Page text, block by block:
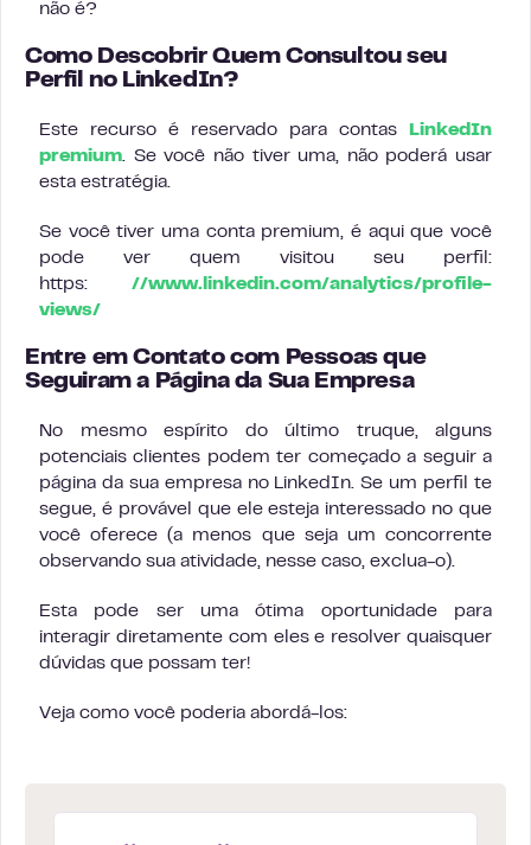
não é?
Como Descobrir Quem Consultou seu
Perfil no LinkedIn?
Este recurso é reservado para contas
LinkedIn
premium. Se você não tiver uma, não poderá usar
esta estratégia.
Se você tiver uma conta premium, é aqui que você
pode ver quem visitou seu perfil:
https: //www.linkedin.com/analytics/profile-
views/
Entre em Contato com Pessoas que
Seguiram a Página da Sua Empresa
No mesmo espírito do último truque, alguns
potenciais clientes podem ter começado a seguir a
página da sua empresa no LinkedIn. Se um perfil te
segue, é provável que ele esteja interessado no que
você oferece (a menos que seja um concorrente
observando sua atividade, nesse caso, exclua-o).
Esta pode ser uma ótima oportunidade para
interagir diretamente com eles e resolver quaisquer
dúvidas que possam ter!
Veja como você poderia abordá-los: